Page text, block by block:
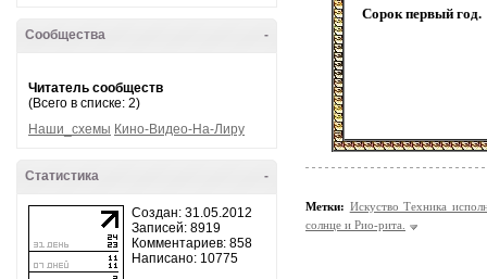
-
Сообщества
Читатель сообществ
(Всего в списке: 2)
Наши_схемы Кино-Видео-На-Лиру
-
Статистика
Создан: 31.05.2012
Записей: 8919
Комментариев: 858
Написано: 10775
Сорок первый год.
Метки: Искуство Техника
солнце и Рио-рита.